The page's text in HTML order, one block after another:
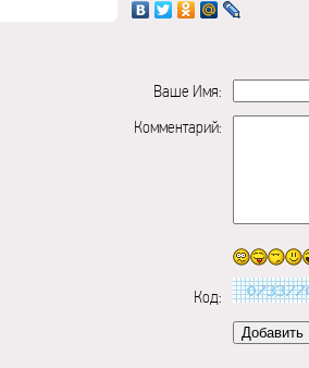
Ваше Имя:
Комментарий:
Код: